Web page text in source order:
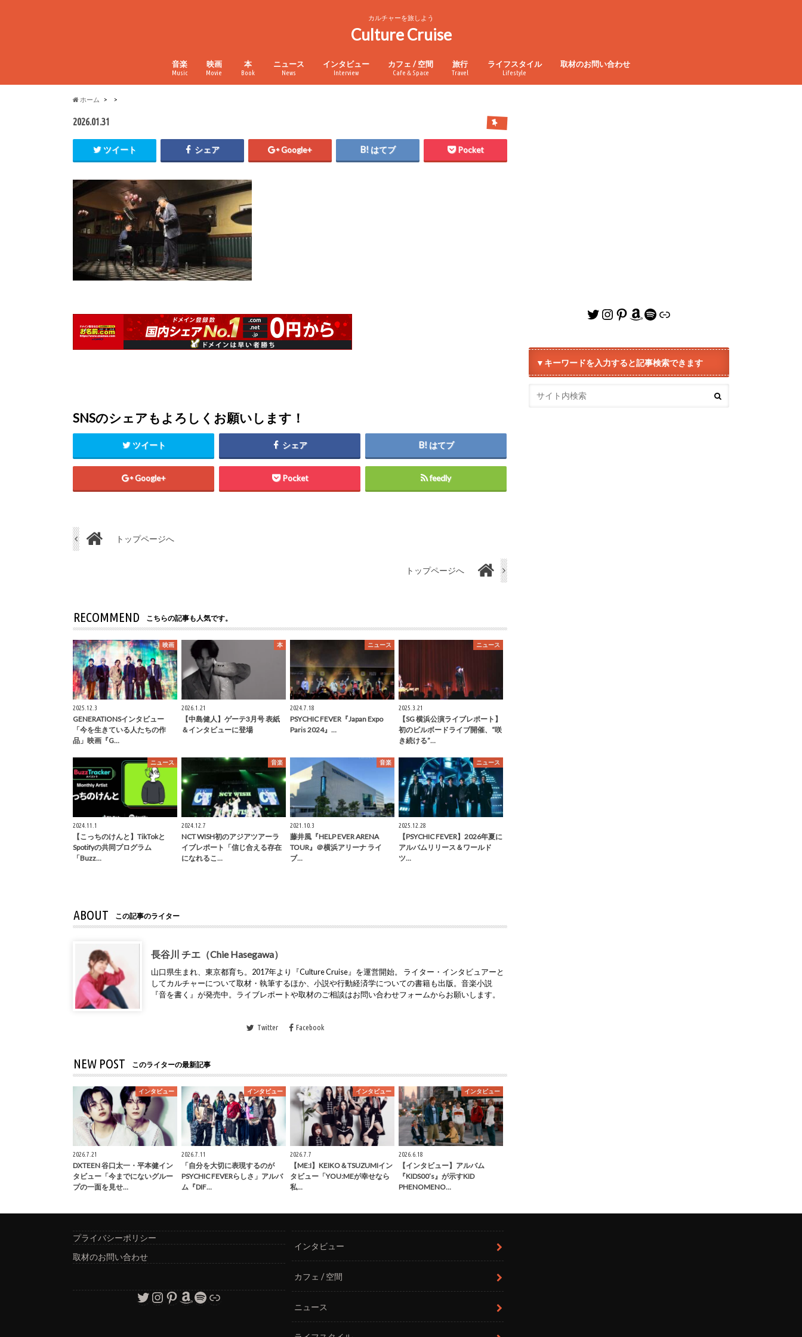
カルチャーを旅しよう
Culture Cruise
音楽
Music
映画
Movie
本
Book
ニュース
News
インタビュー
Interview
カフェ / 空間
Cafe＆Space
旅行
Travel
ライフスタイル
Lifestyle
取材のお問い合わせ
ホーム
2026.01.31
ツイート シェア Google+ はてブ Pocket
SNSのシェアもよろしくお願いします！
ツイート シェア はてブ
Google+ Pocket feedly
トップページへ
トップページへ
RECOMMEND こちらの記事も人気です。
映画
2025.12.3
GENERATIONSインタビュー
「今を生きている人たちの作
品」映画『G…
本
2026.1.21
【中島健人】ゲーテ3月号 表紙
＆インタビューに登場
ニュース
2024.7.18
PSYCHIC FEVER『Japan Expo
Paris 2024』…
ニュース
2025.3.21
【SG 横浜公演ライブレポート】
初のビルボードライブ開催、“咲
き続ける”…
ニュース
2024.11.1
【こっちのけんと】TikTokと
Spotifyの共同プログラム
「Buzz…
音楽
2024.12.7
NCT WISH初のアジアツアーラ
イブレポート「信じ合える存在
になれるこ…
音楽
2021.10.3
藤井風『HELP EVER ARENA
TOUR』＠横浜アリーナ ライ
ブ…
ニュース
2025.12.28
【PSYCHIC FEVER】2026年夏に
アルバムリリース＆ワールド
ツ…
ABOUT この記事のライター
長谷川 チエ（Chie Hasegawa）
山口県生まれ、東京都育ち。2017年より『Culture Cruise』を運営開始。 ライター・インタビュアーと
してカルチャーについて取材・執筆するほか、小説や行動経済学についての書籍も出版。音楽小説
『音を書く』が発売中。ライブレポートや取材のご相談はお問い合わせフォームからお願いします。
Twitter Facebook
NEW POST このライターの最新記事
インタビュー
2026.7.21
DXTEEN 谷口太一・平本健イン
タビュー「今までにないグルー
プの一面を見せ…
インタビュー
2026.7.11
「自分を大切に表現するのが
PSYCHIC FEVERらしさ」アルバ
ム『DIF…
インタビュー
2026.7.7
【ME:I】KEIKO＆TSUZUMIイン
タビュー「YOU:MEが幸せなら
私…
インタビュー
2026.6.18
【インタビュー】アルバム
『KIDS00’s』が示すKID
PHENOMENO…
Twitter
Instagram
Pinterest
Amazon
Spotify
リンク
▼キーワードを入力すると記事検索できます
プライバシーポリシー
取材のお問い合わせ
Twitter
Instagram
Pinterest
Amazon
Spotify
リンク
インタビュー
カフェ / 空間
ニュース